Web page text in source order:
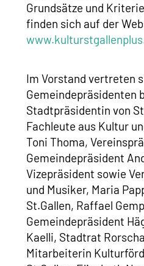
Grundsätze und
finden sich auf der
Im Vorstand vertreten
Gemeindepräsidenten
Stadtpräsidentin von
Fachleute aus Kultur
Toni Thoma,
Gemeindepräsident
Vizepräsident sowie
und Musiker, Maria
St.Gallen, Raffael
Gemeindepräsident
Kaelli, Stadtrat
Mitarbeiterin